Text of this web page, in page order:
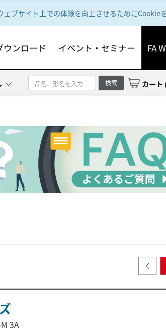
ブサイト上での体験を向上させるためにCookieを
ウンロード イベント・セミナー FA
検索 カート
3A